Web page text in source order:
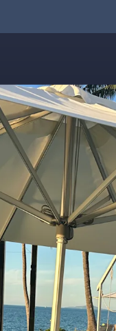
nein,
erreichbar. Tippe